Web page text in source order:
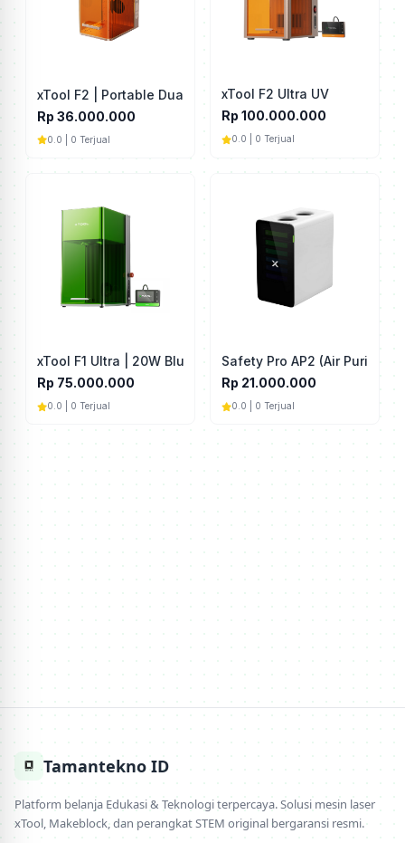
xTool F2 | Portable Dual Laser Engraver
Rp 36.000.000
0.0 | 0 Terjual
xTool F2 Ultra UV
Rp 100.000.000
0.0 | 0 Terjual
xTool F1 Ultra | 20W Blue Diode & Fiber Laser
Rp 75.000.000
0.0 | 0 Terjual
Safety Pro AP2 (Air Purifier)
Rp 21.000.000
0.0 | 0 Terjual
Tamantekno ID
Platform belanja Edukasi & Teknologi terpercaya. Solusi mesin laser
xTool, Makeblock, dan perangkat STEM original bergaransi resmi.